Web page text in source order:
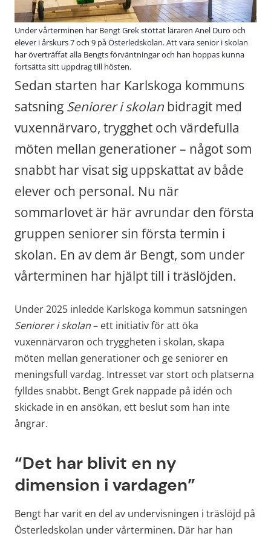
Under vårterminen har Bengt Grek stöttat läraren Anel Duro och
elever i årskurs 7 och 9 på Österledskolan. Att vara senior i skolan
har överträffat alla Bengts förväntningar och han hoppas kunna
fortsätta sitt uppdrag till hösten.
Sedan starten har Karlskoga kommuns
satsning Seniorer i skolan bidragit med
vuxennärvaro, trygghet och värdefulla
möten mellan generationer – något som
snabbt har visat sig uppskattat av både
elever och personal. Nu när
sommarlovet är här avrundar den första
gruppen seniorer sin första termin i
skolan. En av dem är Bengt, som under
vårterminen har hjälpt till i träslöjden.
Seniorer i skolan – ett initiativ för att öka
vuxennärvaron och tryggheten i skolan, skapa
möten mellan generationer och ge seniorer en
meningsfull vardag. Intresset var stort och platserna
fylldes snabbt. Bengt Grek nappade på idén och
skickade in en ansökan, ett beslut som han inte
ångrar.
“Det har blivit en ny
dimension i vardagen”
Bengt har varit en del av undervisningen i träslöjd på
Österledskolan under vårterminen. Där har han